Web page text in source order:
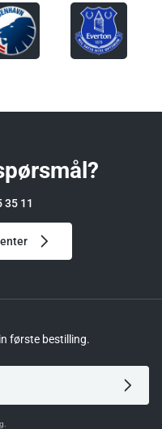
35 11
første bestilling.